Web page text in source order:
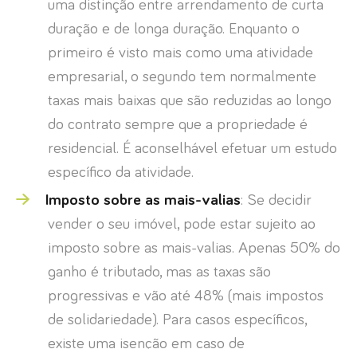
uma distinção entre arrendamento de curta
duração e de longa duração. Enquanto o
primeiro é visto mais como uma atividade
empresarial, o segundo tem normalmente
taxas mais baixas que são reduzidas ao longo
do contrato sempre que a propriedade é
residencial. É aconselhável efetuar um estudo
específico da atividade.
Imposto sobre as mais-valias: Se decidir
vender o seu imóvel, pode estar sujeito ao
imposto sobre as mais-valias. Apenas 50% do
ganho é tributado, mas as taxas são
progressivas e vão até 48% (mais impostos
de solidariedade). Para casos específicos,
existe uma isenção em caso de